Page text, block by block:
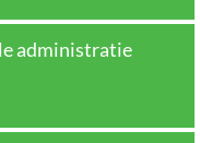
administratie